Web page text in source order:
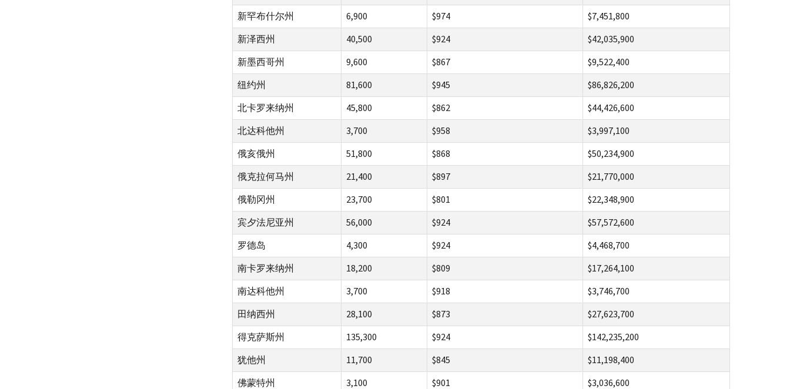
新罕布什尔州
6,900 $974
$7,451,800
新泽西州
40,500 $924
$42,035,900
新墨西哥州
9,600 $867
$9,522,400
纽约州
81,600 $945
$86,826,200
北卡罗来纳州
45,800 $862
$44,426,600
北达科他州
3,700 $958
$3,997,100
俄亥俄州
51,800 $868
$50,234,900
俄克拉何马州
21,400 $897
$21,770,000
俄勒冈州
23,700 $801
$22,348,900
宾夕法尼亚州
56,000 $924
$57,572,600
罗德岛
4,300 $924
$4,468,700
南卡罗来纳州
18,200 $809
$17,264,100
南达科他州
3,700 $918
$3,746,700
田纳西州
28,100 $873
$27,623,700
得克萨斯州
135,300 $924
$142,235,200
犹他州
11,700 $845
$11,198,400
佛蒙特州
3,100 $901 $3,036,600